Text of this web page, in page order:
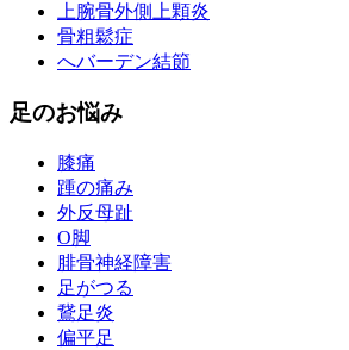
上腕骨外側上顆炎
骨粗鬆症
へバーデン結節
足のお悩み
膝痛
踵の痛み
外反母趾
О脚
腓骨神経障害
足がつる
鵞足炎
偏平足